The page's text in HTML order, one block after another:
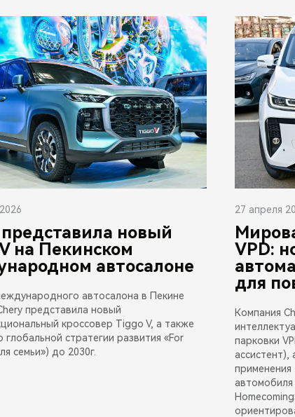
новый
на Пекинском
автосалоне
автосалона в Пекине
представила новый
кроссовер Tiggo V, а также
глобальной стратегии развития «For
семьи») до 2030г.
27 апреля
VPD:
для
Компания
парковки
ассистент),
применения